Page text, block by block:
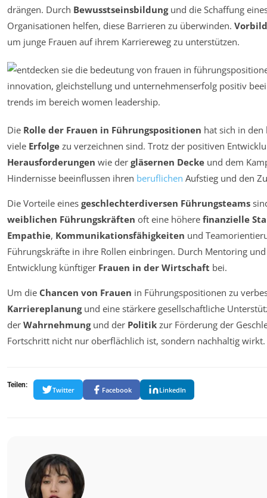
drängen. Durch Bewusstseinsbildungund die Schaffung
Organisationen helfen, diese Barrieren zu überwinden.
um junge Frauen auf ihrem Karriereweg zu unterstützen.
Die Rolle der Frauen in Führungspositionen hat sich in den
viele Erfolge zu verzeichnen sind. Trotz der positiven
Herausforderungen wie der gläsernen Decke und dem
Hindernisse beeinflussen ihren beruflichen Aufstieg und den
Die Vorteile eines geschlechterdiversen Führungsteams
weiblichen Führungskräften oft eine höhere finanzielle
Empathie, Kommunikationsfähigkeiten und
Führungskräfte in ihre Rollen einbringen. Durch Mentoring
Entwicklung künftiger Frauen in der Wirtschaft bei.
Um die Chancen von Frauen in Führungspositionen zu
Karriereplanungund eine stärkere gesellschaftliche
der Wahrnehmungund der Politik zur Förderung der
Fortschritt nicht nur oberflächlich ist, sondern nachhaltig wirkt.
Teilen:
Twitter Facebook LinkedIn